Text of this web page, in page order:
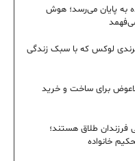
به پایان می‌رسد؛ هوش
لوکس که با سبک زندگی
بلاعوض برای ساخت و خرید
فرزندان طلاق هستند؛
خانواده